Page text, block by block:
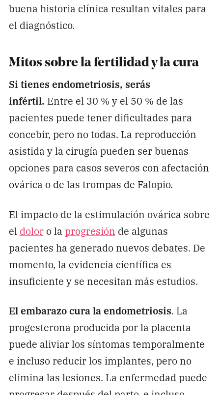
buena historia clínica resultan vitales para
el diagnóstico.
Mitos sobre la fertilidad y la cura
Si tienes endometriosis, serás
infértil. Entre el 30 % y el 50 % de las
pacientes puede tener dificultades para
concebir, pero no todas. La reproducción
asistida y la cirugía pueden ser buenas
opciones para casos severos con afectación
ovárica o de las trompas de Falopio.
El impacto de la estimulación ovárica sobre
el doloro la progresión de algunas
pacientes ha generado nuevos debates. De
momento, la evidencia científica es
insuficiente y se necesitan más estudios.
El embarazo cura la endometriosis. La
progesterona producida por la placenta
puede aliviar los síntomas temporalmente
e incluso reducir los implantes, pero no
elimina las lesiones. La enfermedad puede